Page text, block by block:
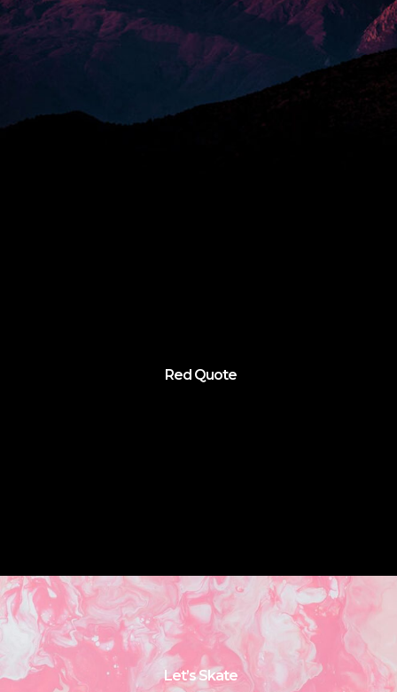
Red Quote
Let’s Skate